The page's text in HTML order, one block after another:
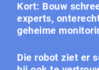
Kort: Bouw
experts,
geheime
Die robot ziet er